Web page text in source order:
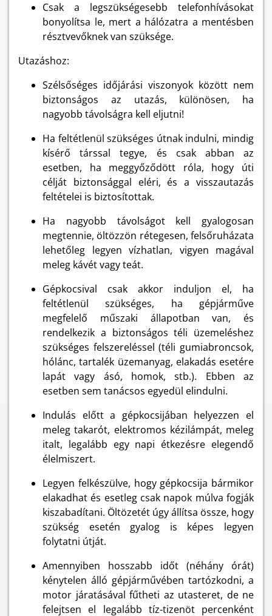
Csak a legszükségesebb telefonhívásokat
bonyolítsa le, mert a hálózatra a mentésben
résztvevőknek van szüksége.
Utazáshoz:
Szélsőséges időjárási viszonyok között nem
biztonságos az utazás, különösen, ha
nagyobb távolságra kell eljutni!
Ha feltétlenül szükséges útnak indulni, mindig
kísérő társsal tegye, és csak abban az
esetben, ha meggyőződött róla, hogy úti
célját biztonsággal eléri, és a visszautazás
feltételei is biztosítottak.
Ha nagyobb távolságot kell gyalogosan
megtennie, öltözzön rétegesen, felsőruházata
lehetőleg legyen vízhatlan, vigyen magával
meleg kávét vagy teát.
Gépkocsival csak akkor induljon el, ha
feltétlenül szükséges, ha gépjárműve
megfelelő műszaki állapotban van, és
rendelkezik a biztonságos téli üzemeléshez
szükséges felszereléssel (téli gumiabroncsok,
hólánc, tartalék üzemanyag, elakadás esetére
lapát vagy ásó, homok, stb.). Ebben az
esetben sem tanácsos egyedül elindulni.
Indulás előtt a gépkocsijában helyezzen el
meleg takarót, elektromos kézilámpát, meleg
italt, legalább egy napi étkezésre elegendő
élelmiszert.
Legyen felkészülve, hogy gépkocsija bármikor
elakadhat és esetleg csak napok múlva fogják
kiszabadítani. Öltözetét úgy állítsa össze, hogy
szükség esetén gyalog is képes legyen
folytatni útját.
Amennyiben hosszabb időt (néhány órát)
kénytelen álló gépjárművében tartózkodni, a
motor járatásával fűtheti az utasteret, de ne
felejtsen el legalább tíz-tizenöt percenként